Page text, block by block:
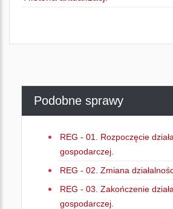
Podobne sprawy
REG - 01. Rozpoczęcie
gospodarczej.
REG - 02. Zmiana
REG - 03. Zakończenie
gospodarczej.